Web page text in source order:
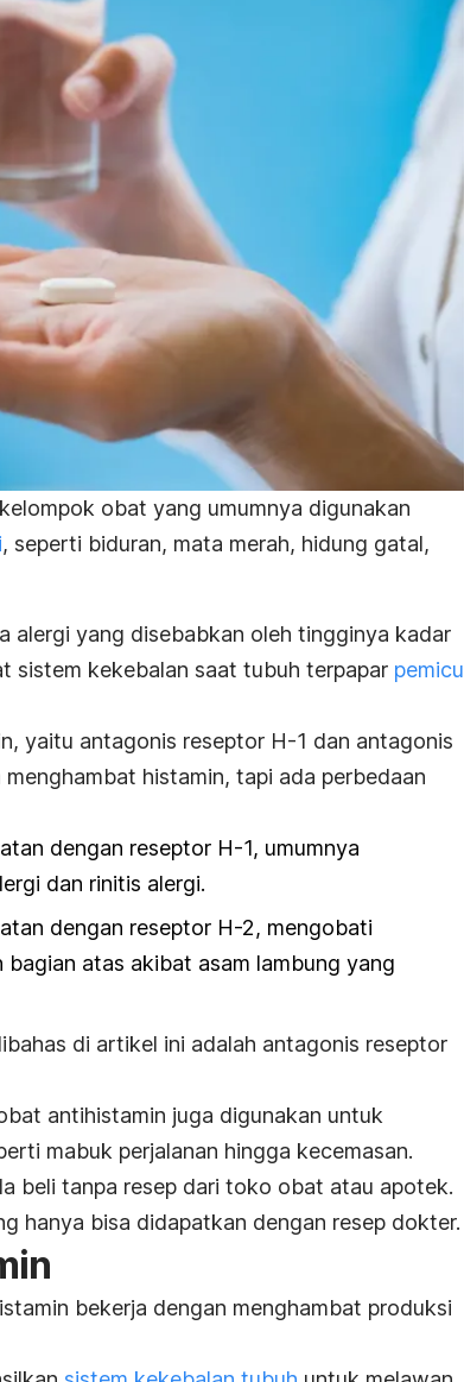
obat yang umumnya digunakan
, seperti biduran, mata merah, hidung gatal,
alergi yang disebabkan oleh tingginya kadar
sistem kekebalan saat tubuh terpapar pemicu
yaitu antagonis reseptor H-1 dan antagonis
histamin, tapi ada perbedaan
dengan reseptor H-1, umumnya
dan rinitis alergi.
dengan reseptor H-2, mengobati
bagian atas akibat asam lambung yang
di artikel ini adalah antagonis reseptor
antihistamin juga digunakan untuk
mabuk perjalanan hingga kecemasan.
beli tanpa resep dari toko obat atau apotek.
hanya bisa didapatkan dengan resep dokter.
bekerja dengan menghambat produksi